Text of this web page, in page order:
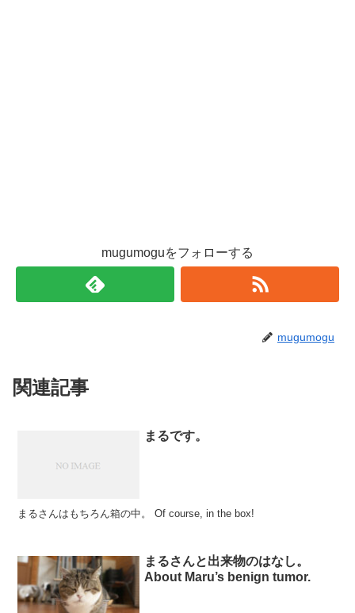
mugumoguをフォローする
mugumogu
関連記事
まるです。
まるさんはもちろん箱の中。 Of course, in the box!
まるさんと出来物のはなし。
About Maru’s benign tumor.